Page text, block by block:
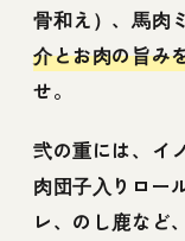
骨和え）、馬肉
介とお肉の旨み
せ。
弐の重には、イ
肉団子入りロー
レ、のし鹿など、